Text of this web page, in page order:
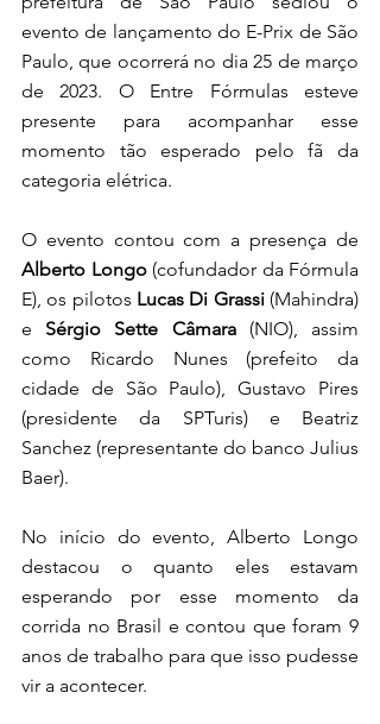
evento de lançamento do E-Prix de São
Paulo, que ocorrerá no dia 25 de março
de 2023. O Entre Fórmulas esteve
presente para acompanhar esse
momento tão esperado pelo fã da
categoria elétrica.
Alberto Longo (cofundador da Fórmula
E), os pilotos Lucas Di Grassi (Mahindra)
e Sérgio Sette Câmara (NIO), assim
como Ricardo Nunes (prefeito da
cidade de São Paulo), Gustavo Pires
(presidente da SPTuris) e Beatriz
Sanchez (representante do banco Julius
Baer).
No início do evento, Alberto Longo
destacou o quanto eles estavam
esperando por esse momento da
corrida no Brasil e contou que foram 9
anos de trabalho para que isso pudesse
vir a acontecer.